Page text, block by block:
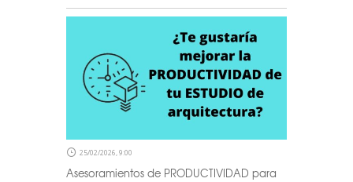
25/02/2026, 9:00
Asesoramientos de PRODUCTIVIDAD para